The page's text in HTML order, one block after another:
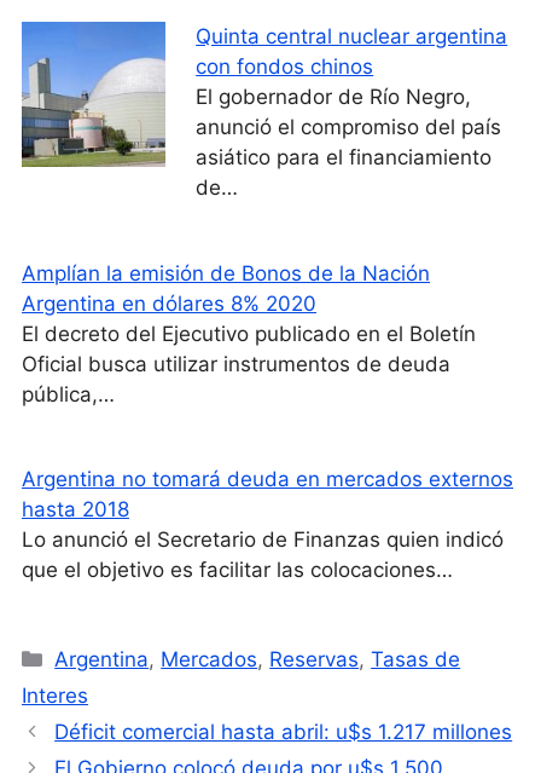
Quinta central nuclear argentina
con fondos chinos
El gobernador de Río Negro,
anunció el compromiso del país
asiático para el financiamiento
de…
Amplían la emisión de Bonos de la Nación
Argentina en dólares 8% 2020
El decreto del Ejecutivo publicado en el Boletín
Oficial busca utilizar instrumentos de deuda
pública,…
Argentina no tomará deuda en mercados externos
hasta 2018
Lo anunció el Secretario de Finanzas quien indicó
que el objetivo es facilitar las colocaciones…
Categorías
Argentina, Mercados, Reservas,Tasas de
Interes
Déficit comercial hasta abril: u$s 1.217 millones
El Gobierno colocó deuda por u$s 1.500